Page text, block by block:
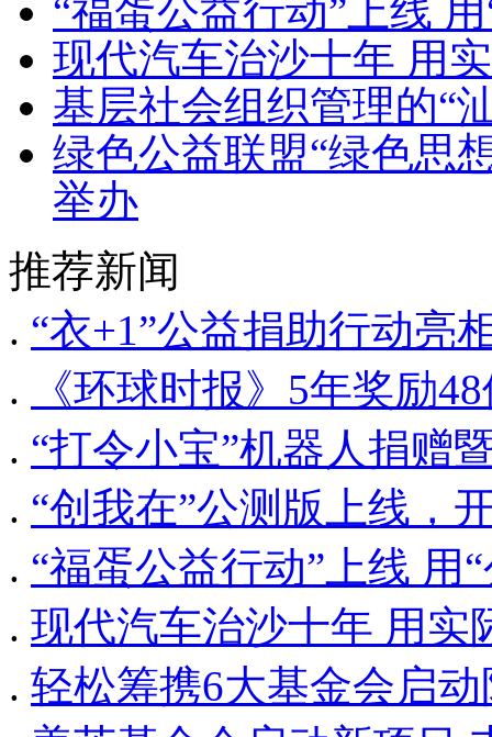
“福蛋公益行动”上线
现代汽车治沙十年 用
基层社会组织管理的“
绿色公益联盟“绿色思
举办
推荐新闻
. “衣+1”公益捐助行动亮
.
《环球时报》5年奖励
. “打令小宝”机器人捐赠
. “创我在”公测版上线，
. “福蛋公益行动”上线 用
. 现代汽车治沙十年 用实
. 轻松筹携6大基金会启